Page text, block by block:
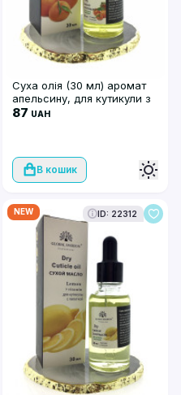
Суха олія (30 мл) аромат
апельсину, для кутикули з
піпеткою, Global Fashion
87 UAH
В кошик
NEW ID: 22312